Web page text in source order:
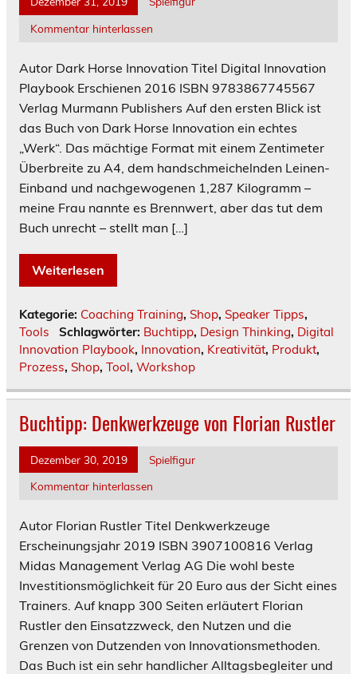
Kommentar hinterlassen
Autor Dark Horse Innovation Titel Digital Innovation
Playbook Erschienen 2016 ISBN 9783867745567
Verlag Murmann Publishers Auf den ersten Blick ist
das Buch von Dark Horse Innovation ein echtes
„Werk“. Das mächtige Format mit einem Zentimeter
Überbreite zu A4, dem handschmeichelnden Leinen-
Einband und nachgewogenen 1,287 Kilogramm –
meine Frau nannte es Brennwert, aber das tut dem
Buch unrecht – stellt man […]
Weiterlesen
Kategorie: Coaching Training, Shop, Speaker Tipps,
Tools
Schlagwörter: Buchtipp, Design Thinking, Digital
Innovation Playbook, Innovation, Kreativität, Produkt,
Prozess, Shop, Tool, Workshop
Buchtipp: Denkwerkzeuge von Florian Rustler
Dezember 30, 2019
Spielfigur
Kommentar hinterlassen
Autor Florian Rustler Titel Denkwerkzeuge
Erscheinungsjahr 2019 ISBN 3907100816 Verlag
Midas Management Verlag AG Die wohl beste
Investitionsmöglichkeit für 20 Euro aus der Sicht eines
Trainers. Auf knapp 300 Seiten erläutert Florian
Rustler den Einsatzzweck, den Nutzen und die
Grenzen von Dutzenden von Innovationsmethoden.
Das Buch ist ein sehr handlicher Alltagsbegleiter und